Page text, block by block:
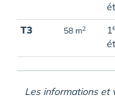
T3
58 m2 1
Les informations et